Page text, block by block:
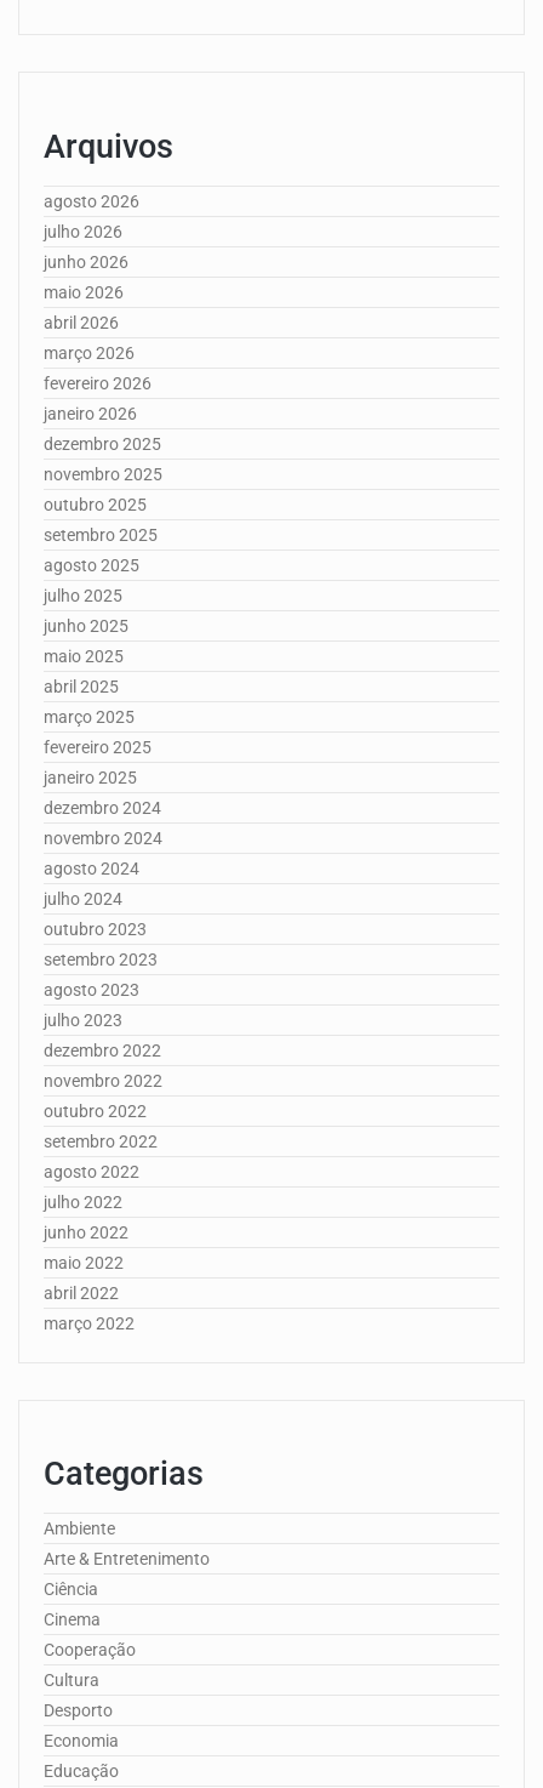
Arquivos
agosto 2026
julho 2026
junho 2026
maio 2026
abril 2026
março 2026
fevereiro 2026
janeiro 2026
dezembro 2025
novembro 2025
outubro 2025
setembro 2025
agosto 2025
julho 2025
junho 2025
maio 2025
abril 2025
março 2025
fevereiro 2025
janeiro 2025
dezembro 2024
novembro 2024
agosto 2024
julho 2024
outubro 2023
setembro 2023
agosto 2023
julho 2023
dezembro 2022
novembro 2022
outubro 2022
setembro 2022
agosto 2022
julho 2022
junho 2022
maio 2022
abril 2022
março 2022
Categorias
Ambiente
Arte & Entretenimento
Ciência
Cinema
Cooperação
Cultura
Desporto
Economia
Educação